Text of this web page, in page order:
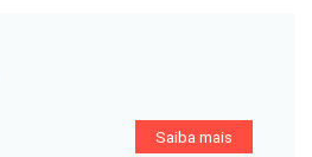
Saiba mais